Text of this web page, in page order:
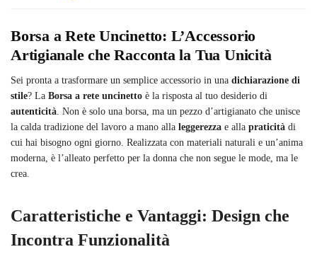
Borsa a Rete Uncinetto: L’Accessorio
Artigianale che Racconta la Tua Unicità
Sei pronta a trasformare un semplice accessorio in una dichiarazione di
stile? La Borsa a rete uncinetto è la risposta al tuo desiderio di
autenticità . Non è solo una borsa, ma un pezzo d’artigianato che unisce
la calda tradizione del lavoro a mano alla leggerezza e alla praticità di
cui hai bisogno ogni giorno. Realizzata con materiali naturali e un’anima
moderna, è l’alleato perfetto per la donna che non segue le mode, ma le
crea.
Caratteristiche e Vantaggi: Design che
Incontra Funzionalità